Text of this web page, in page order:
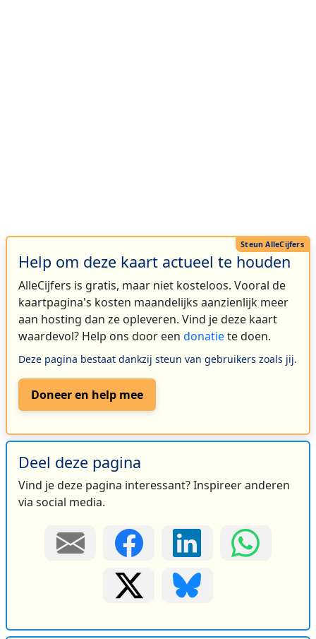
Help om deze kaart actueel te houden
AlleCijfers is gratis, maar niet kosteloos. Vooral de
kaartpagina's kosten maandelijks aanzienlijk meer
aan hosting dan ze opleveren. Vind je deze kaart
waardevol? Help ons door een donatiete doen.
Deze pagina bestaat dankzij steun van gebruikers zoals jij.
Doneer en help mee
Deel deze pagina
Vind je deze pagina interessant? Inspireer anderen
via social media.